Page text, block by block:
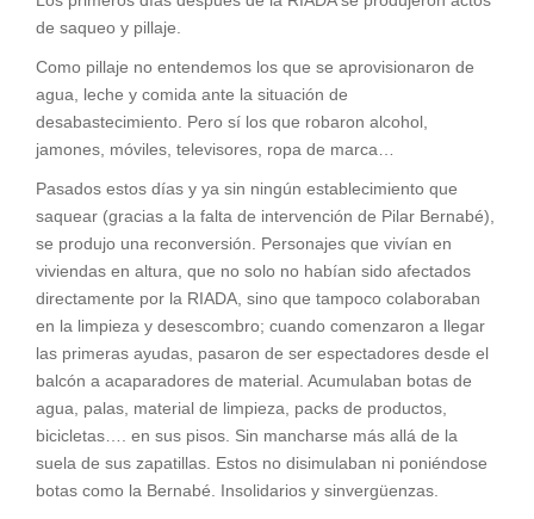
de saqueo y pillaje.
Como pillaje no entendemos los que se aprovisionaron de
agua, leche y comida ante la situación de
desabastecimiento. Pero sí los que robaron alcohol,
jamones, móviles, televisores, ropa de marca…
Pasados estos días y ya sin ningún establecimiento que
saquear (gracias a la falta de intervención de Pilar Bernabé),
se produjo una reconversión. Personajes que vivían en
viviendas en altura, que no solo no habían sido afectados
directamente por la RIADA, sino que tampoco colaboraban
en la limpieza y desescombro; cuando comenzaron a llegar
las primeras ayudas, pasaron de ser espectadores desde el
balcón a acaparadores de material. Acumulaban botas de
agua, palas, material de limpieza, packs de productos,
bicicletas…. en sus pisos. Sin mancharse más allá de la
suela de sus zapatillas. Estos no disimulaban ni poniéndose
botas como la Bernabé. Insolidarios y sinvergüenzas.